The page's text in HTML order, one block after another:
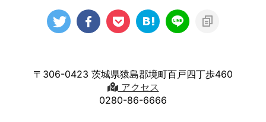
〒306-0423 茨城県猿島郡境町百戸四丁歩460
アクセス
0280-86-6666